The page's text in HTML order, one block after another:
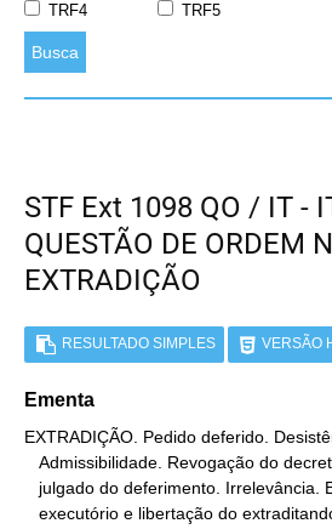
TRF4
TRF5
Busca
STF Ext 1098 QO / IT -
QUESTÃO DE ORDEM
EXTRADIÇÃO
RESULTADO SIMPLES VERSÃO
Ementa
EXTRADIÇÃO. Pedido deferido.